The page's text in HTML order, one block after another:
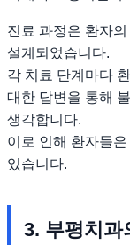
진료 과정은 환자
설계되었습니다.
각 치료 단계마다
대한 답변을 통해
생각합니다.
이로 인해 환자들
있습니다.
3. 부평치과